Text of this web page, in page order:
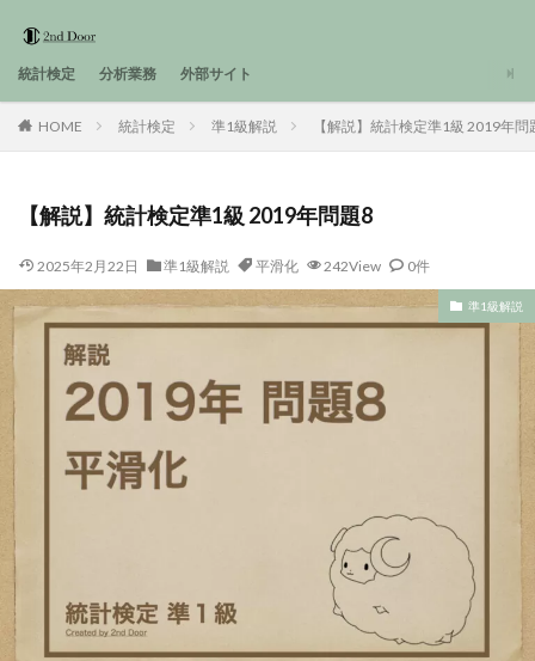
統計検定 分析業務 外部サイト
HOME 統計検定 準1級解説 【解説】統計検定準1級 2019年問
【解説】統計検定準1級 2019年問題8
2025年2月22日 準1級解説 平滑化 242View 0件
準1級解説